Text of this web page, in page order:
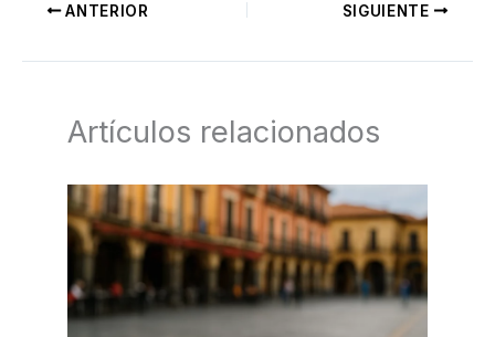
ANTERIOR SIGUIENTE
Artículos relacionados